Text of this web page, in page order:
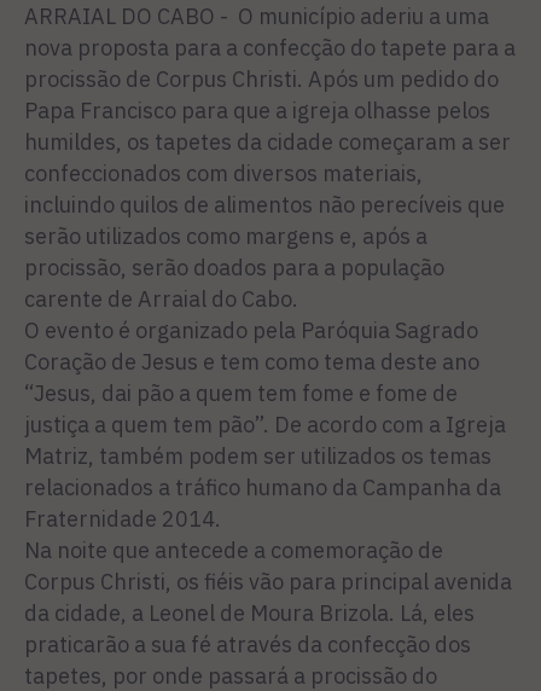
ARRAIAL DO CABO - O município aderiu a uma
nova proposta para a confecção do tapete para a
procissão de Corpus Christi. Após um pedido do
Papa Francisco para que a igreja olhasse pelos
humildes, os tapetes da cidade começaram a ser
confeccionados com diversos materiais,
incluindo quilos de alimentos não perecíveis que
serão utilizados como margens e, após a
procissão, serão doados para a população
carente de Arraial do Cabo.
O evento é organizado pela Paróquia Sagrado
Coração de Jesus e tem como tema deste ano
“Jesus, dai pão a quem tem fome e fome de
justiça a quem tem pão”. De acordo com a Igreja
Matriz, também podem ser utilizados os temas
relacionados a tráfico humano da Campanha da
Fraternidade 2014.
Na noite que antecede a comemoração de
Corpus Christi, os fiéis vão para principal avenida
da cidade, a Leonel de Moura Brizola. Lá, eles
praticarão a sua fé através da confecção dos
tapetes, por onde passará a procissão do